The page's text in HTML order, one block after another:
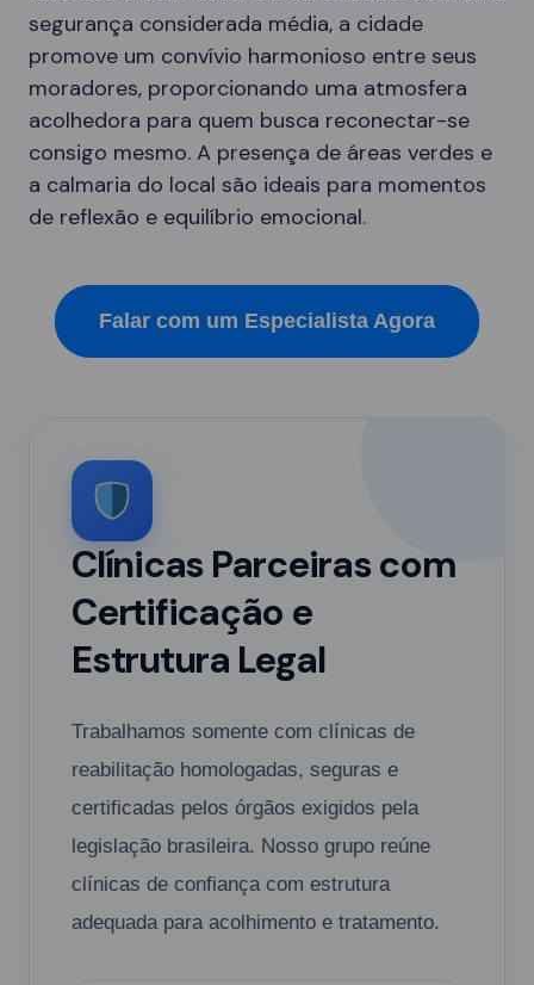
segurança considerada média, a cidade
promove um convívio harmonioso entre seus
moradores, proporcionando uma atmosfera
acolhedora para quem busca reconectar-se
consigo mesmo. A presença de áreas verdes e
a calmaria do local são ideais para momentos
de reflexão e equilíbrio emocional.
Falar com um Especialista Agora
Clínicas Parceiras com
Certificação e
Estrutura Legal
Trabalhamos somente com clínicas de
reabilitação homologadas, seguras e
certificadas pelos órgãos exigidos pela
legislação brasileira. Nosso grupo reúne
clínicas de confiança com estrutura
adequada para acolhimento e tratamento.